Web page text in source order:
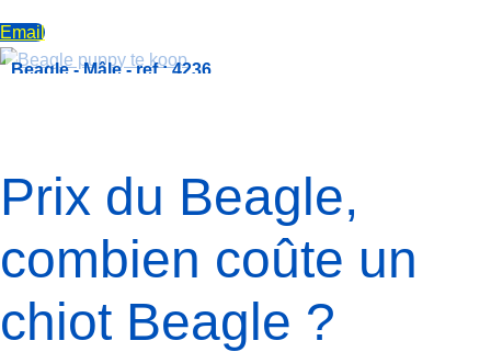
Email
Beagle - Mâle - ref.: 4236
Prix du Beagle,
combien coûte un
chiot Beagle ?